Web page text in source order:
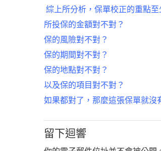
綜上所分析，保單校正的重點
所投保的金額對不對？
保的風險對不對？
保的期間對不對？
保的地點對不對？
以及保的項目對不對？
如果都對了，那麼這張保單就沒
留下迴響